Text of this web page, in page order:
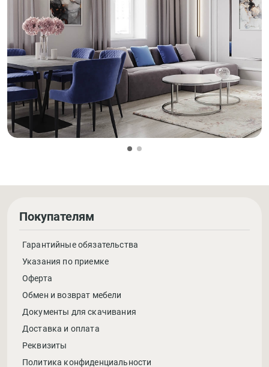
Покупателям
Гарантийные обязательства
Указания по приемке
Оферта
Обмен и возврат мебели
Документы для скачивания
Доставка и оплата
Реквизиты
Политика конфиденциальности